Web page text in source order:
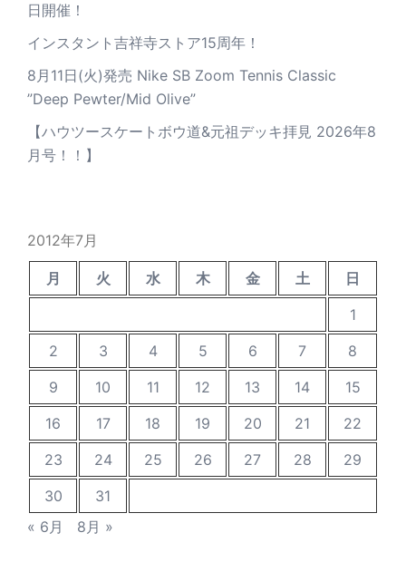
日開催！
インスタント吉祥寺ストア15周年！
8月11日(火)発売 Nike SB Zoom Tennis Classic
”Deep Pewter/Mid Olive”
【ハウツースケートボウ道&元祖デッキ拝見 2026年8
月号！！】
2012年7月
月 火 水 木 金 土
日
1
2
3 4 5 6 7
8
9
10 11 12 13 14
15
16
17 18 19 20 21
22
23
24 25 26 27 28
29
30
31
« 6月
8月 »